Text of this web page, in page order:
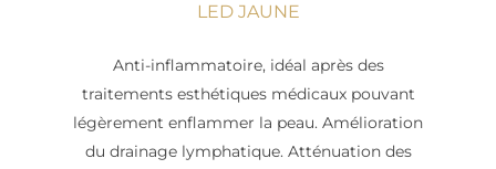
LED JAUNE
Anti-inflammatoire, idéal après des
traitements esthétiques médicaux pouvant
légèrement enflammer la peau. Amélioration
du drainage lymphatique. Atténuation des